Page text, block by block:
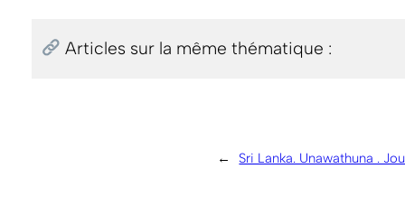
Articles sur la même thématique :
← Sri Lanka. Unawathuna .